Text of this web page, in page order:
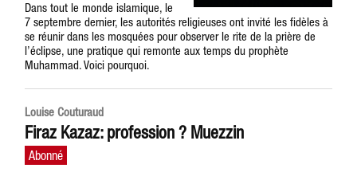
Dans tout le monde islamique, le
7 septembre dernier, les autorités religieuses ont invité les fidèles à
se réunir dans les mosquées pour observer le rite de la prière de
l’éclipse, une pratique qui remonte aux temps du prophète
Muhammad. Voici pourquoi.
Louise Couturaud
Firaz Kazaz: profession ? Muezzin